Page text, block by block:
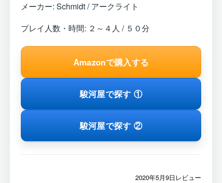
メーカー: Schmidt / アークライト
プレイ人数・時間: ２～４人 / ５０分
Amazonで購入する
駿河屋で探す ①
駿河屋で探す ②
2020年5月9日レビュー